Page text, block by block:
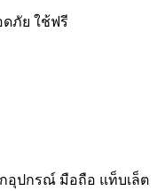
ดภัย ใช้ฟรี
กอุปกรณ์ มือถือ แท็บเล็ต